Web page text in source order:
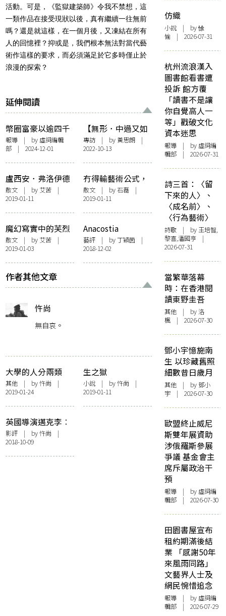
活動。可是，《監獄建築師》令我不禁想，這
一類作品在接受現狀以後，真有繼續一往無前
嗎？還是就這樣，在一個月後，又凍結在所有
人的回憶裡？抑或是，我們根本無法對當代藝
術作這樣的要求，而必須滿足於它多時僅止於
浪漫的探索？
延伸閱讀
幣圈富豪以逾四千
萬港元拍下藝術品
「喜劇演員」引發
熱議 牆上的香蕉三
度被吃掉 藝術的價
值如何界定？
報導 | by 虛詞編輯
部 | 2024-12-01
【無形．中過又如
何】面向社區，混
沌裡重新發現——
訪「2022港深城市
\ 建築雙城雙年展
（香港）」策展團
隊
專訪| by 黃思朗|
2022-10-13
盧西安．弗洛伊德
的人體繪畫——匈
牙利國家美術館
（下）
散文 | by 艾苦 |
2019-01-11
冇得輸藝術公式，
enter！——看「藝
術勞動．買定離
手」
散文| by石磊|
2019-01-11
魔幻寫實中的芙烈
達．卡蘿——匈牙
利國家美術館
（上）
散文 | by 艾苦 |
2019-01-03
Anacostia
Community
Museum︰服務社
區，人人都是策展
藝評| by丁穎茵 |
2018-12-02
作者其他文章
忤尚
無自哀。
大學的人分兩類
其他 | by忤尚 |
2019-01-24
生之獄
小說| by忤尚 |
2019-01-11
英國導演邁克李︰
電影是地上之鹽
影評 | by忤尚 |
2018-10-09
仿織
小說 | by 悇
愉 | 2026-07-31
杭州流浪漢入
圖書館看書遭
投訴 館方覆
「讀書不是讓
你自覺高人一
等」戳破文化
資本迷思
報導 | by 虛詞編
輯部 | 2026-07-31
詩三首：〈留
下來的人〉、
〈成名前〉、
〈行為藝術〉
詩歌 | by 王培智,
黎喜,潘國亨 |
2026-07-31
當繁華落幕
時：在香港閱
讀東野圭吾
其他 | by洛
楓 | 2026-07-30
鄧小宇憶施南
生 以珍藏舊照
細數昔日歲月
其他 | by 鄧小
宇 | 2026-07-30
歐盟終止威尼
斯雙年展資助
涉俄羅斯參展
爭議 基金會主
席斥屬政治干
預
報導 | by 虛詞編
輯部 | 2026-07-30
田園書屋宣布
租約期滿後結
業 「感謝50年
來風雨同路」
文藝界人士及
網民惋惜追念
報導 | by 虛詞編
輯部 | 2026-07-29